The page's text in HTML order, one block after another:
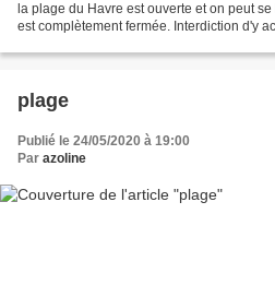
la plage du Havre est ouverte et on peut
est complètement fermée. Interdiction d'y
plage
Publié le 24/05/2020 à 19:00
Par azoline